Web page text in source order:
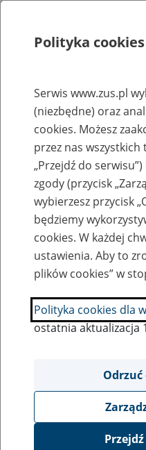
Rejestry, ewidencje i archiwa
Baza
Nazwa zakładu pracy:
SZUKAJ
Ukryj wszystkie
Polityka cookies
Serwis www.zus.pl
(niezbędne) oraz
cookies. Możesz
przez nas
„Przejdź do
zgody (przycisk
wybierzesz przycisk
będziemy
cookies. W każdej
ustawienia. Aby to
plików cookies” w
Polityka cookies dla
ostatnia aktualizacja